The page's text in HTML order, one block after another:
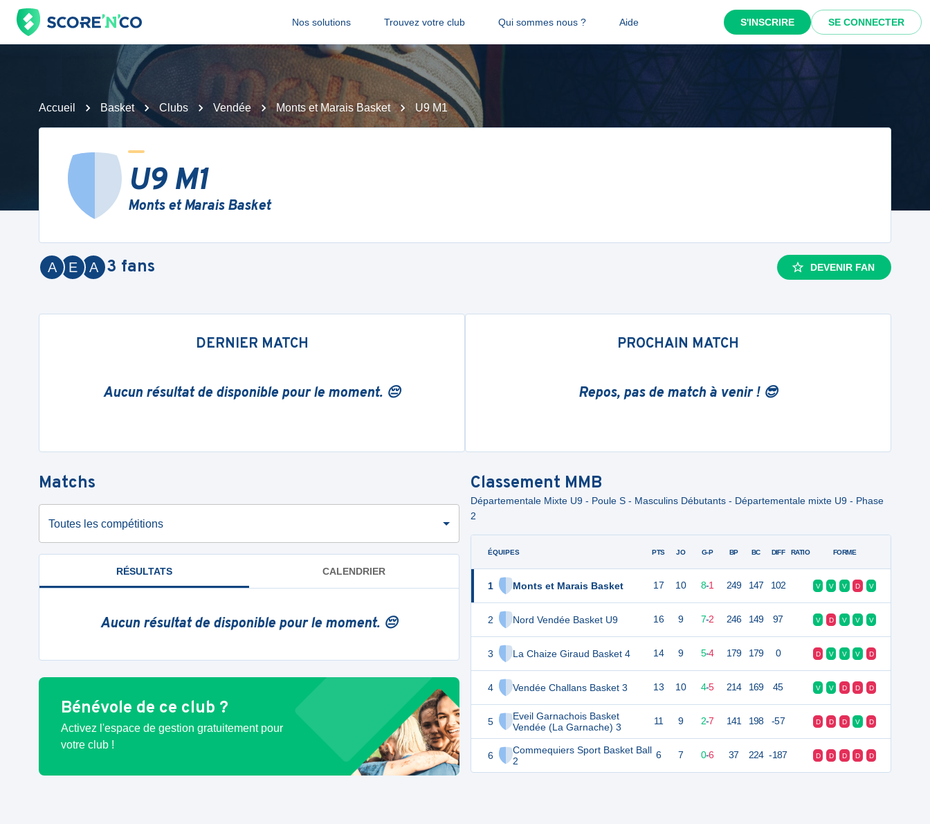
Nos solutions Trouvez votre club Qui sommes nous ? Aide S'INSCRIRE SE CONNECTER
Accueil Basket Clubs Vendée Monts et Marais Basket U9 M1
U9 M1
Monts et Marais Basket
A
E
A 3 fans DEVENIR FAN
DERNIER MATCH
Aucun résultat de disponible pour le moment. 😔
PROCHAIN MATCH
Repos, pas de match à venir ! 😎
Matchs
Toutes les compétitions
RÉSULTATS CALENDRIER
Aucun résultat de disponible pour le moment. 😔
Bénévole de ce club ?
Activez l'espace de gestion gratuitement pour
votre club !
Classement MMB
Départementale Mixte U9 - Poule S - Masculins Débutants - Départementale mixte U9 - Phase
2
ÉQUIPES
1 Monts et Marais Basket
2 Nord Vendée Basket U9
3 La Chaize Giraud Basket 4
4 Vendée Challans Basket 3
5
Eveil Garnachois Basket
Vendée (La Garnache) 3
6
Commequiers Sport Basket Ball
2
PTS JO G-P BP BC DIFF RATIO FORME
17 10 8-1 249 147 102 V V V D V
16 9 7-2 246 149 97 V D V V V
14 9 5-4 179 179 0 D V V V D
13 10 4-5 214 169 45 V V D D D
11 9 2-7 141 198 -57 D D D V D
6 7 0-6 37 224 -187 D D D D D